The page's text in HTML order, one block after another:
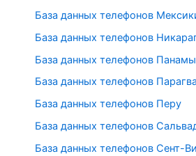
База данных телефонов
База данных телефонов
База данных телефонов Панамы
База данных телефонов
База данных телефонов Перу
База данных телефонов
База данных телефонов Сент-